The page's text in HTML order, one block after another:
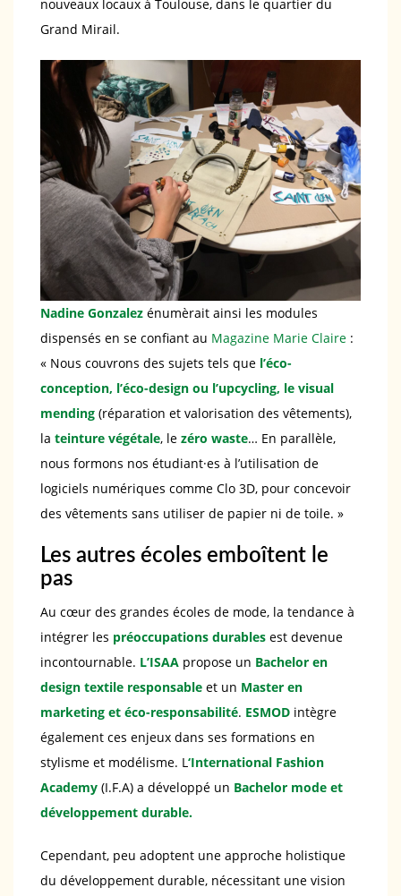
nouveaux locaux à Toulouse, dans le quartier du
Grand Mirail.
Nadine Gonzalez énumèrait ainsi les modules
dispensés en se confiant au Magazine Marie Claire :
« Nous couvrons des sujets tels que l’éco-
conception, l’éco-design ou l’upcycling, le visual
mending (réparation et valorisation des vêtements),
la teinture végétale, le zéro waste… En parallèle,
nous formons nos étudiant·es à l’utilisation de
logiciels numériques comme Clo 3D, pour concevoir
des vêtements sans utiliser de papier ni de toile. »
Les autres écoles emboîtent le
pas
Au cœur des grandes écoles de mode, la tendance à
intégrer les préoccupations durables est devenue
incontournable. L’ISAA propose un Bachelor en
design textile responsable et un Master en
marketing et éco-responsabilité. ESMOD intègre
également ces enjeux dans ses formations en
stylisme et modélisme. L‘International Fashion
Academy (I.F.A) a développé un Bachelor mode et
développement durable.
Cependant, peu adoptent une approche holistique
du développement durable, nécessitant une vision